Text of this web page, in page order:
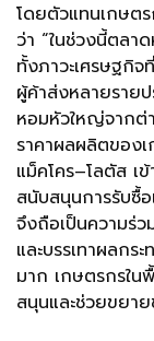
โดยตัวแทนเกษต
ว่า “ในช่วงนี้ตลา
ทั้งภาวะเศรษฐกิ
ผู้ค้าส่งหลายราย
หอมหัวใหญ่จากต่
ราคาผลผลิตของ
แม็คโคร–โลตัส เ
สนับสนุนการรับซื้
จึงถือเป็นความร่
และบรรเทาผลกร
มาก เกษตรกรใ
สนุนและช่วยขยา